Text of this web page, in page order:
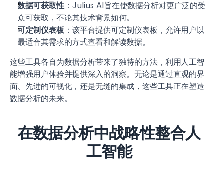
数据可获取性 ：Julius AI旨在使数据分析对更广泛的受
众可获取，不论其技术背景如何。
可定制仪表板 ：该平台提供可定制仪表板，允许用户以
最适合其需求的方式查看和解读数据。
这些工具各自为数据分析带来了独特的方法，利用人工智
能增强用户体验并提供深入的洞察。无论是通过直观的界
面、先进的可视化，还是无缝的集成，这些工具正在塑造
数据分析的未来。
在数据分析中战略性整合人
工智能